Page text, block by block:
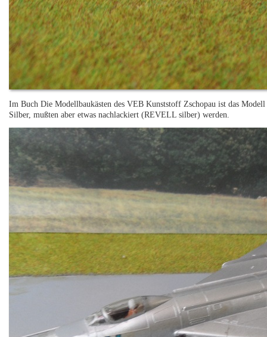
Im Buch Die Modellbaukästen des VEB Kunststoff Zschopau ist das
Silber, mußten aber etwas nachlackiert (REVELL silber) werden.